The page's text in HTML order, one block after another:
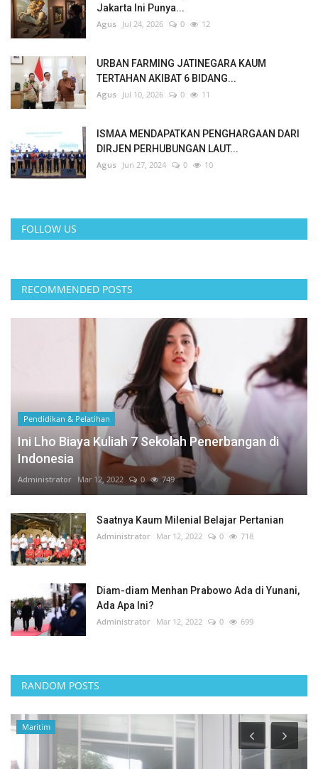
Jakarta Ini Punya...
Agus Jul 24, 2026 0 12
URBAN FARMING JATINEGARA KAUM
TERTAHAN AKIBAT 6 BIDANG...
Agus Jul 10, 2026 0 11
ISMAA MENDAPATKAN PENGHARGAAN DARI
DIRJEN PERHUBUNGAN LAUT...
Agus Jun 27, 2024 0 10
FOLLOW US
RECOMMENDED POSTS
Pendidikan & Pelatihan
Ini Lho Biaya Kuliah 7 Sekolah Penerbangan di
Indonesia
Administrator Mar 12, 2022 0 749
Saatnya Kaum Milenial Belajar Pertanian
Administrator Mar 12, 2022 0 718
Diam-diam Menhan Prabowo Ada di Yunani,
Ada Apa Ini?
Administrator Mar 12, 2022 0 699
RANDOM POSTS
Politik